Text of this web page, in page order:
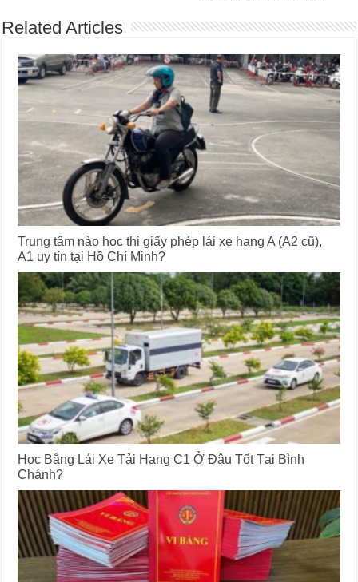
Related Articles
Trung tâm nào học thi giấy phép lái xe hạng A (A2 cũ),
A1 uy tín tại Hồ Chí Minh?
Học Bằng Lái Xe Tải Hạng C1 Ở Đâu Tốt Tại Bình
Chánh?